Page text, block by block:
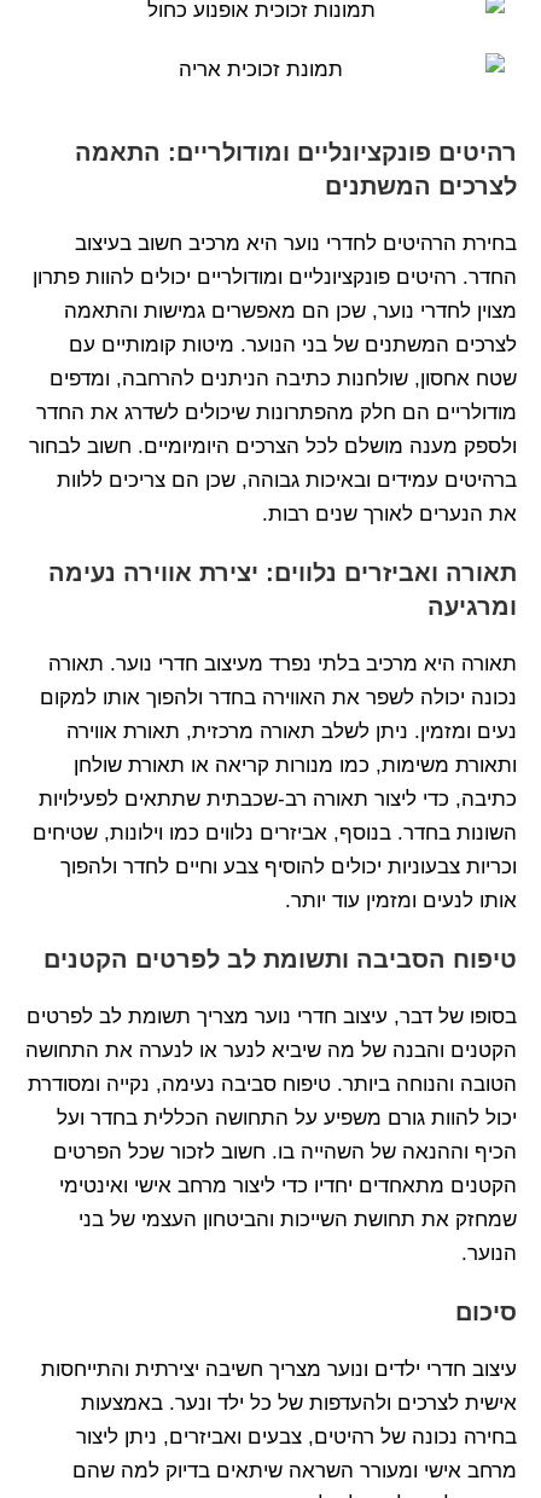
רהיטים פונקציונליים ומודולריים: התאמה
לצרכים המשתנים
בחירת הרהיטים לחדרי נוער היא מרכיב חשוב בעיצוב
החדר. רהיטים פונקציונליים ומודולריים יכולים להוות פתרון
מצוין לחדרי נוער, שכן הם מאפשרים גמישות והתאמה
לצרכים המשתנים של בני הנוער. מיטות קומותיים עם
שטח אחסון, שולחנות כתיבה הניתנים להרחבה, ומדפים
מודולריים הם חלק מהפתרונות שיכולים לשדרג את החדר
ולספק מענה מושלם לכל הצרכים היומיומיים. חשוב לבחור
ברהיטים עמידים ובאיכות גבוהה, שכן הם צריכים ללוות
את הנערים לאורך שנים רבות.
תאורה ואביזרים נלווים: יצירת אווירה נעימה
ומרגיעה
תאורה היא מרכיב בלתי נפרד מעיצוב חדרי נוער. תאורה
נכונה יכולה לשפר את האווירה בחדר ולהפוך אותו למקום
נעים ומזמין. ניתן לשלב תאורה מרכזית, תאורת אווירה
ותאורת משימות, כמו מנורות קריאה או תאורת שולחן
כתיבה, כדי ליצור תאורה רב-שכבתית שתתאים לפעילויות
השונות בחדר. בנוסף, אביזרים נלווים כמו וילונות, שטיחים
וכריות צבעוניות יכולים להוסיף צבע וחיים לחדר ולהפוך
אותו לנעים ומזמין עוד יותר.
טיפוח הסביבה ותשומת לב לפרטים הקטנים
בסופו של דבר, עיצוב חדרי נוער מצריך תשומת לב לפרטים
הקטנים והבנה של מה שיביא לנער או לנערה את התחושה
הטובה והנוחה ביותר. טיפוח סביבה נעימה, נקייה ומסודרת
יכול להוות גורם משפיע על התחושה הכללית בחדר ועל
הכיף וההנאה של השהייה בו. חשוב לזכור שכל הפרטים
הקטנים מתאחדים יחדיו כדי ליצור מרחב אישי ואינטימי
שמחזק את תחושת השייכות והביטחון העצמי של בני
הנוער.
סיכום
עיצוב חדרי ילדים ונוער מצריך חשיבה יצירתית והתייחסות
אישית לצרכים ולהעדפות של כל ילד ונער. באמצעות
בחירה נכונה של רהיטים, צבעים ואביזרים, ניתן ליצור
מרחב אישי ומעורר השראה שיתאים בדיוק למה שהם